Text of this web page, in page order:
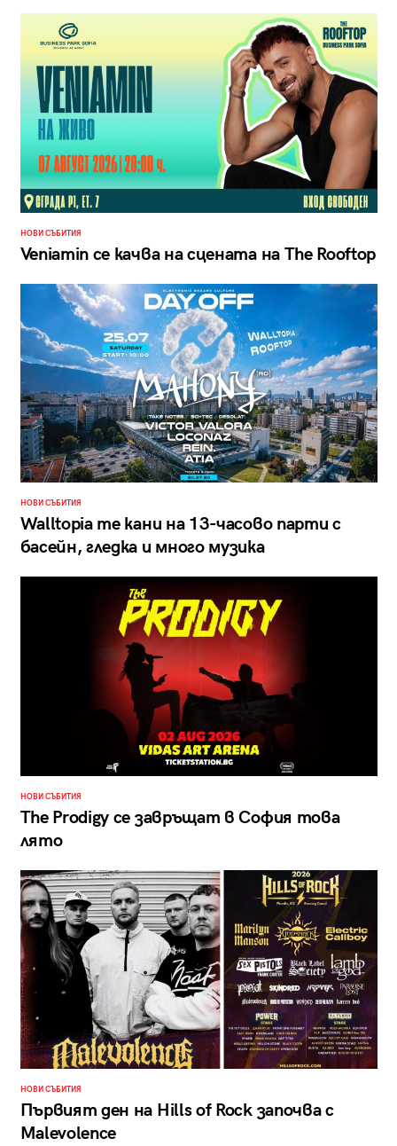
НОВИ СЪБИТИЯ
Veniamin се качва на сцената на The Rooftop
НОВИ СЪБИТИЯ
Walltopia те кани на 13-часово парти с
басейн, гледка и много музика
НОВИ СЪБИТИЯ
The Prodigy се завръщат в София това
лято
НОВИ СЪБИТИЯ
Първият ден на Hills of Rock започва с
Malevolence